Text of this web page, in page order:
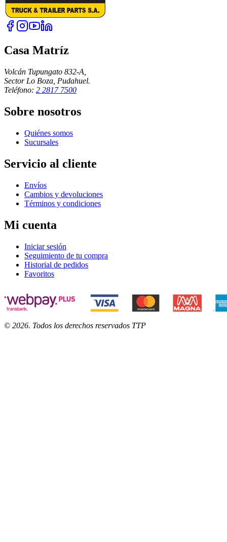
Casa Matríz
Volcán Tupungato 832-A,
Sector Lo Boza, Pudahuel.
Teléfono: 2 2817 7500
Sobre nosotros
Quiénes somos
Sucursales
Servicio al cliente
Envíos
Cambios y devoluciones
Términos y condiciones
Mi cuenta
Iniciar sesión
Seguimiento de tu compra
Historial de pedidos
Favoritos
© 2026. Todos los derechos reservados TTP